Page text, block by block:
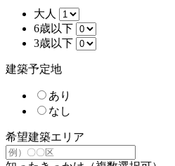
大人
6歳以下
3歳以下
建築予定地
あり
なし
希望建築エリア